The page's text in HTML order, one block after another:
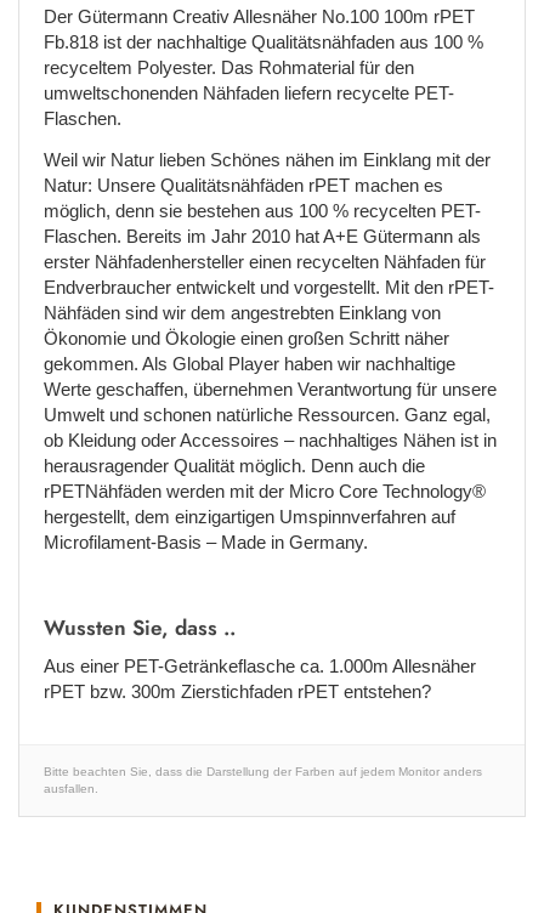
Der Gütermann Creativ Allesnäher No.100 100m rPET
Fb.818 ist der nachhaltige Qualitätsnähfaden aus 100 %
recyceltem Polyester. Das Rohmaterial für den
umweltschonenden Nähfaden liefern recycelte PET-
Flaschen.
Weil wir Natur lieben Schönes nähen im Einklang mit der
Natur: Unsere Qualitätsnähfäden rPET machen es
möglich, denn sie bestehen aus 100 % recycelten PET-
Flaschen. Bereits im Jahr 2010 hat A+E Gütermann als
erster Nähfadenhersteller einen recycelten Nähfaden für
Endverbraucher entwickelt und vorgestellt. Mit den rPET-
Nähfäden sind wir dem angestrebten Einklang von
Ökonomie und Ökologie einen großen Schritt näher
gekommen. Als Global Player haben wir nachhaltige
Werte geschaffen, übernehmen Verantwortung für unsere
Umwelt und schonen natürliche Ressourcen. Ganz egal,
ob Kleidung oder Accessoires – nachhaltiges Nähen ist in
herausragender Qualität möglich. Denn auch die
rPETNähfäden werden mit der Micro Core Technology®
hergestellt, dem einzigartigen Umspinnverfahren auf
Microfilament-Basis – Made in Germany.
Wussten Sie, dass ..
Aus einer PET-Getränkeflasche ca. 1.000m Allesnäher
rPET bzw. 300m Zierstichfaden rPET entstehen?
Bitte beachten Sie, dass die Darstellung der Farben auf jedem Monitor anders
ausfallen.